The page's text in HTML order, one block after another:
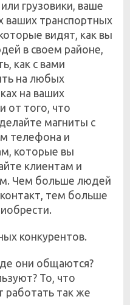
грузовики, ваше
ваших транспортных
видят, как вы
в своем районе,
как с вами
на любых
на ваших
от того, что
магниты с
телефона и
которые вы
клиентам и
Чем больше людей
тем больше
конкурентов.
они общаются?
То, что
работать так же